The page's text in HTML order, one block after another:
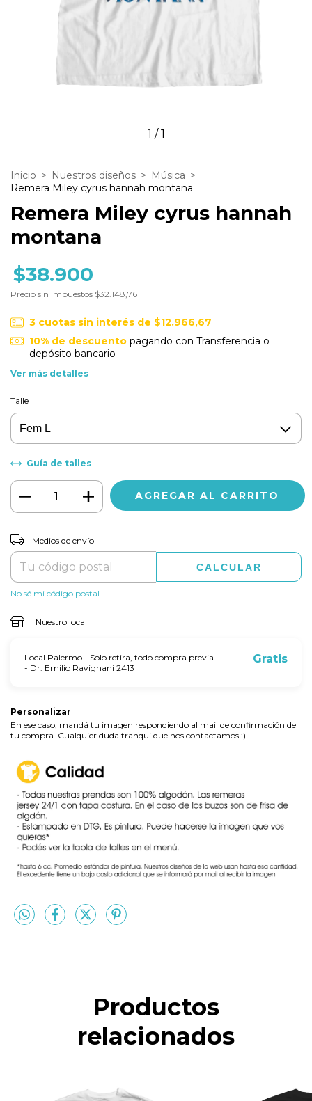
1 /1
Inicio > Nuestros diseños > Música >
Remera Miley cyrus hannah montana
Remera Miley cyrus hannah
montana
$38.900
Precio sin impuestos $32.148,76
3 cuotas sin interés de $12.966,67
10% de descuentopagando con Transferencia o
depósito bancario
Ver más detalles
Talle
Guía de talles
Entregas para el CP:
Medios de envío
CALCULAR
No sé mi código postal
Nuestro local
Local Palermo - Solo retira, todo compra previa
- Dr. Emilio Ravignani 2413
Gratis
Personalizar
En ese caso, mandá tu imagen respondiendo al mail de confirmación de
tu compra. Cualquier duda tranqui que nos contactamos :)
Productos
relacionados